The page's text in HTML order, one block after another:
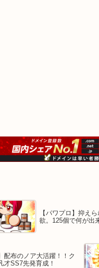
【パワプロ】抑え
欲。125個で何が出
配布のノア大活躍！！ク
才SS7先発育成！